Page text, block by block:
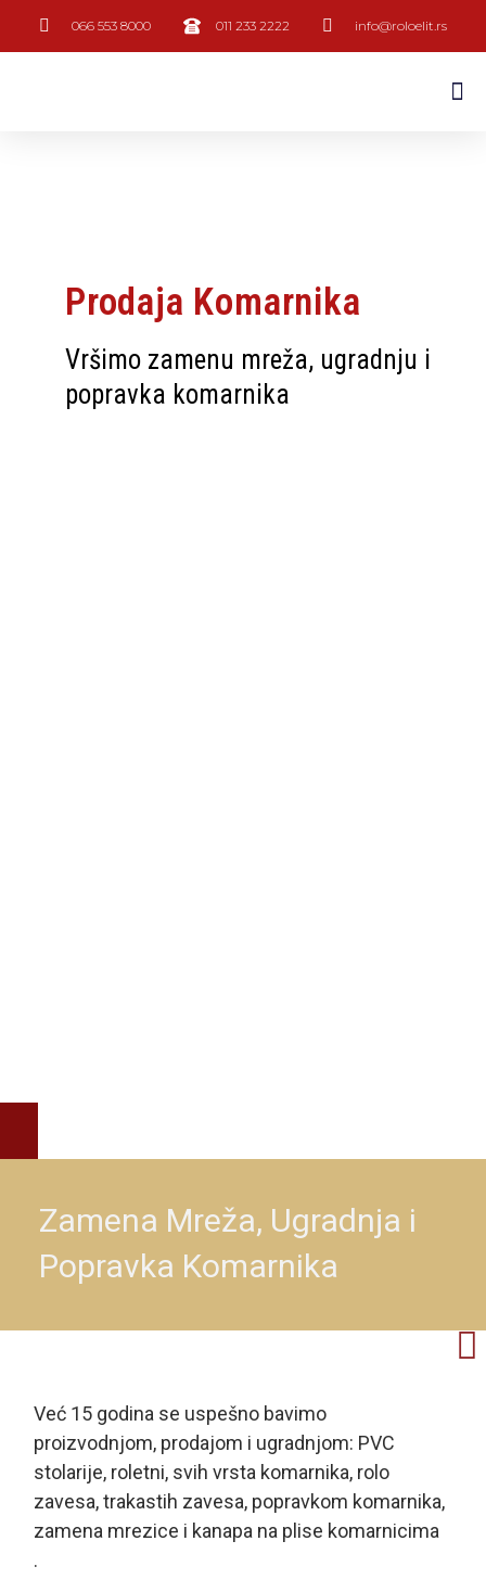
066 553 8000 011 233 2222 info@roloelit.rs
Prodaja Komarnika
Vršimo zamenu mreža, ugradnju i
popravka komarnika
Zamena Mreža, Ugradnja i
Popravka Komarnika
Već 15 godina se uspešno bavimo
proizvodnjom, prodajom i ugradnjom: PVC
stolarije, roletni, svih vrsta komarnika, rolo
zavesa, trakastih zavesa, popravkom komarnika,
zamena mrezice i kanapa na plise komarnicima
.